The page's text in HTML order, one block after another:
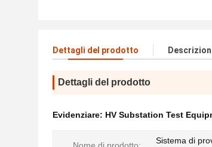
Dettagli del prodotto
Dettagli del prodotto
Evidenziare: HV Substation Test
Sistema di